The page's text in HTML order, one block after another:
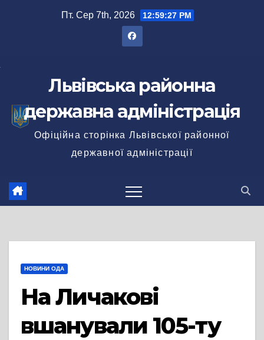
Пт. Сер 7th, 2026 12:59:27 PM
Львівська районна
державна адміністрація
Офіційна сторінка Львівської районної
державної адміністрації
НОВИНИ ОДА
На Личакові
вшанували 105-ту